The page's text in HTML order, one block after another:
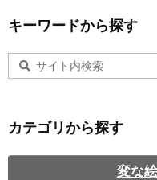
キーワードから探す
カテゴリから探す
変な